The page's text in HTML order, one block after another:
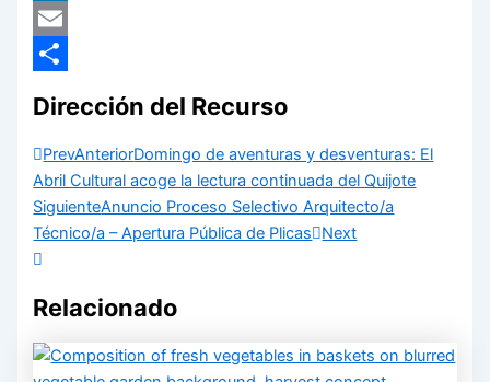
LinkedIn
Email
Dirección del Recurso
PrevAnteriorDomingo de aventuras y desventuras: El
Abril Cultural acoge la lectura continuada del Quijote
SiguienteAnuncio Proceso Selectivo Arquitecto/a
Técnico/a – Apertura Pública de Plicas
Next
Relacionado